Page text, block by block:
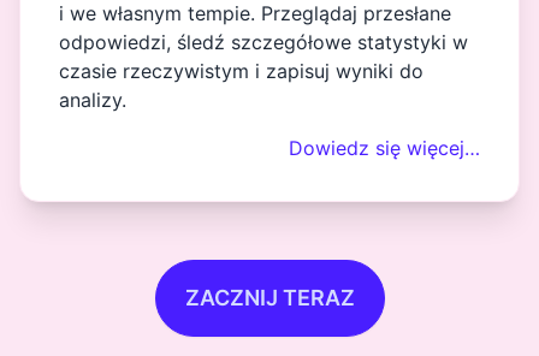
i we własnym tempie. Przeglądaj przesłane
odpowiedzi, śledź szczegółowe statystyki w
czasie rzeczywistym i zapisuj wyniki do
analizy.
Dowiedz się więcej…
ZACZNIJ TERAZ